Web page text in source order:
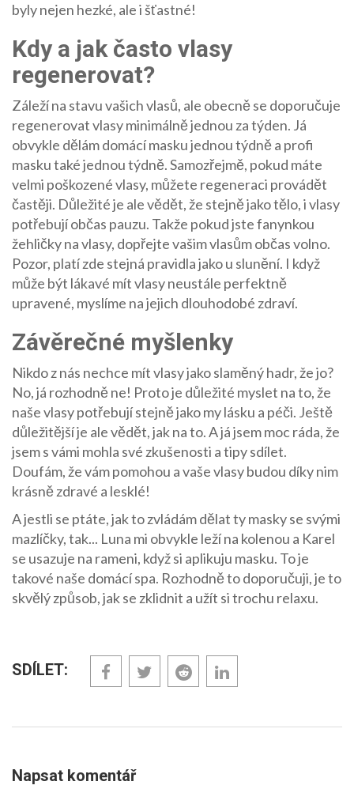
byly nejen hezké, ale i šťastné!
Kdy a jak často vlasy
regenerovat?
Záleží na stavu vašich vlasů, ale obecně se doporučuje
regenerovat vlasy minimálně jednou za týden. Já
obvykle dělám domácí masku jednou týdně a profi
masku také jednou týdně. Samozřejmě, pokud máte
velmi poškozené vlasy, můžete regeneraci provádět
častěji. Důležité je ale vědět, že stejně jako tělo, i vlasy
potřebují občas pauzu. Takže pokud jste fanynkou
žehličky na vlasy, dopřejte vašim vlasům občas volno.
Pozor, platí zde stejná pravidla jako u slunění. I když
může být lákavé mít vlasy neustále perfektně
upravené, myslíme na jejich dlouhodobé zdraví.
Závěrečné myšlenky
Nikdo z nás nechce mít vlasy jako slaměný hadr, že jo?
No, já rozhodně ne! Proto je důležité myslet na to, že
naše vlasy potřebují stejně jako my lásku a péči. Ještě
důležitější je ale vědět, jak na to. A já jsem moc ráda, že
jsem s vámi mohla své zkušenosti a tipy sdílet.
Doufám, že vám pomohou a vaše vlasy budou díky nim
krásně zdravé a lesklé!
A jestli se ptáte, jak to zvládám dělat ty masky se svými
mazlíčky, tak... Luna mi obvykle leží na kolenou a Karel
se usazuje na rameni, když si aplikuju masku. To je
takové naše domácí spa. Rozhodně to doporučuji, je to
skvělý způsob, jak se zklidnit a užít si trochu relaxu.
SDÍLET:
Napsat komentář